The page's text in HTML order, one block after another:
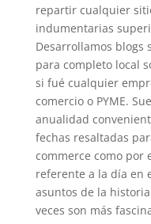
repartir cualquier
indumentarias
Desarrollamos blogs
para completo local
si fué cualquier
comercio o PYME.
anualidad
fechas resaltadas
commerce como por
referente a la día en
asuntos de la
veces son más